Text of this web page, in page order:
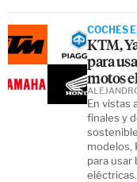
COCHES
KTM,
para
motos
En vistas
finales y
modelos,
para usar
eléctricas.